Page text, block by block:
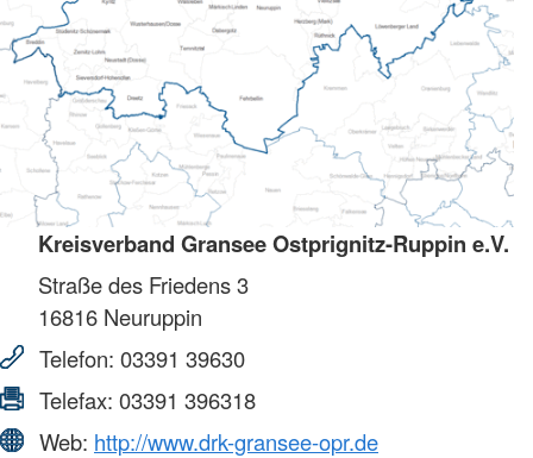
Kreisverband Gransee Ostprignitz-Ruppin e.V.
Straße des Friedens 3
16816 Neuruppin
Telefon: 03391 39630
Telefax: 03391 396318
Web: http://www.drk-gransee-opr.de